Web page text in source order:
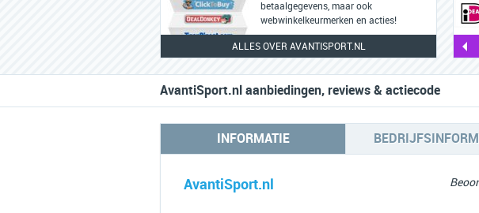
betaalgegevens, maar ook
webwinkelkeurmerken en acties!
ALLES OVER AVANTISPORT.NL
AvantiSport.nl aanbiedingen, reviews & actiecode
INFORMATIE
AvantiSport.nl